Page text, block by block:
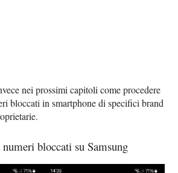
nei prossimi capitoli come procedere
bloccati in smartphone di specifici brand
bloccati su Samsung